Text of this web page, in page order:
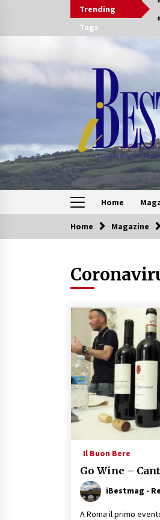
Trending
Tags
Home
Speciali
Home Magazine
Il Buon Bere
Go Wine –
iBestmag -
A Roma il primo